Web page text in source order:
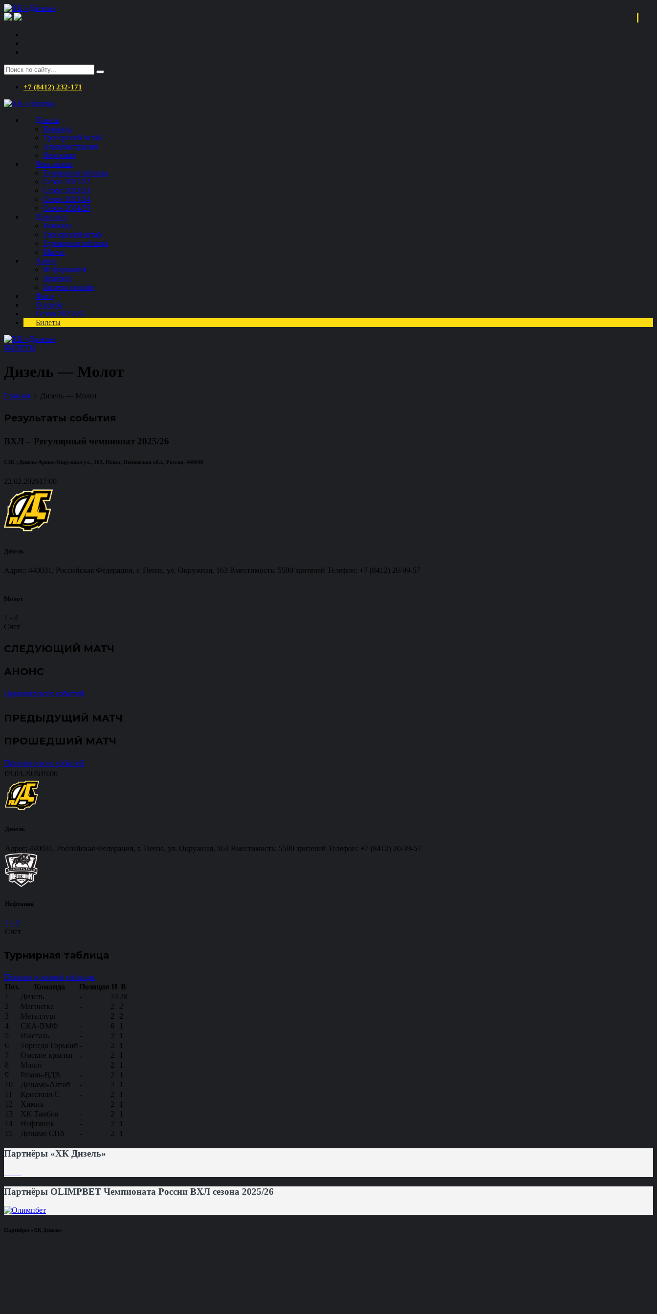
+7 (8412) 232-171
Дизель
Команда
Тренерский штаб
Администрация
Персонал
Чемпионат
Турнирная таблица
Сезон 2021/22
Сезон 2022/23
Сезон 2023/24
Сезон 2024/25
Дизелист
Команда
Тренерский штаб
Турнирная таблица
Матчи
Арена
Информация
Правила
Билеты онлайн
Фото
О клубе
Сезон 2025/26
Билеты
БИЛЕТЫ
Дизель — Молот
Главная Дизель — Молот
Результаты события
ВХЛ – Регулярный чемпионат 2025/26
СЗК «Дизель-Арена»Окружная ул., 163, Пенза, Пензенская обл., Россия, 440046
22.02.2026 17:00
Дизель
Адрес: 440031, Российская Федерация, г. Пенза, ул. Окружная, 163 Вместимость: 5500 зрителей Телефон: +7 (8412) 20-99-57
Молот
1 - 4
Счет
СЛЕДУЮЩИЙ МАТЧ
АНОНС
Просмотр всех событий
ПРЕДЫДУЩИЙ МАТЧ
ПРОШЕДШИЙ МАТЧ
Просмотр всех событий
03.04.2026 19:00
Дизель
Адрес: 440031, Российская Федерация, г. Пенза, ул. Окружная, 163 Вместимость: 5500 зрителей Телефон: +7 (8412) 20-99-57
Нефтяник
1 - 3
Счет
Турнирная таблица
Просмотр полной таблицы
Поз.
Команда Позиция И В
1
Дизель - 7428
2
Магнитка - 2
2
3
Металлург - 2
2
4
СКА-ВМФ - 6
1
5
Ижсталь - 2
1
6
Торпедо Горький - 2
1
7
Омские крылья - 2
1
8
Молот - 2
1
9
Рязань-ВДВ - 2
1
10
Динамо-Алтай - 2
1
11
Кристалл С - 2
1
12
Химик - 2
1
13
ХК Тамбов - 2
1
14
Нефтяник - 2
1
15
Динамо СПб - 2 1
Партнёры «ХК Дизель»
Партнёры OLIMPBET Чемпионата России ВХЛ сезона 2025/26
Партнёры «ХК Дизель»